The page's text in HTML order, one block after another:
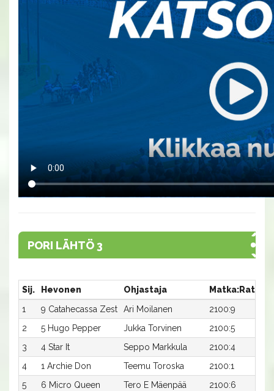
PORI LÄHTÖ 3
Sij. Hevonen Ohjastaja Matka:Rata
1
9 Catahecassa Zest Ari Moilanen 2100:9
2
5 Hugo Pepper Jukka Torvinen 2100:5
3
4 Star It Seppo Markkula 2100:4
4
1 Archie Don Teemu Toroska 2100:1
5
6 Micro Queen Tero E Mäenpää 2100:6